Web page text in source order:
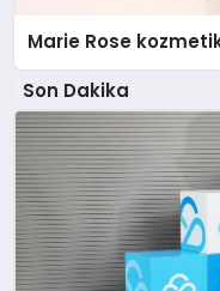
Marie Rose
Son Dakika